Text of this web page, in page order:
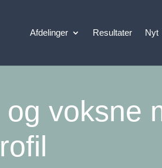
Afdelinger Resultater Nyt
voksne